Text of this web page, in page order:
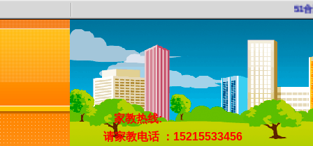
51合
家教热线:
请家教电话 ：15215533456